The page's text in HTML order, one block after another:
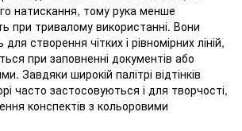
натискання, тому рука менше
при тривалому використанні. Вони
створення чітких і рівномірних ліній,
при заповненні документів або
Завдяки широкій палітрі відтінків
часто застосовуються і для творчості,
конспектів з кольоровими